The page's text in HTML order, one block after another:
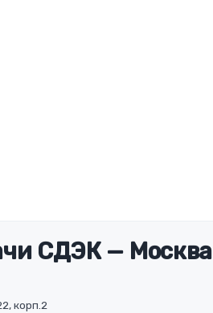
СДЭК — Москва
корп.2